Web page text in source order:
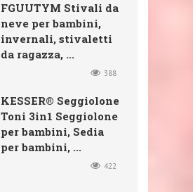
FGUUTYM Stivali da
neve per bambini,
invernali, stivaletti
da ragazza, ...
388
KESSER® Seggiolone
Toni 3in1 Seggiolone
per bambini, Sedia
per bambini, ...
422